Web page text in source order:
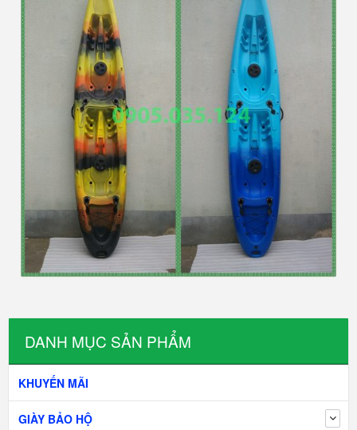
DANH MỤC SẢN PHẨM
KHUYẾN MÃI
GIÀY BẢO HỘ